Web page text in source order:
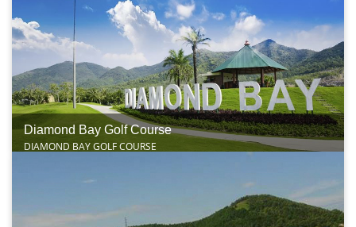
Diamond Bay Golf Course
DIAMOND BAY GOLF COURSE